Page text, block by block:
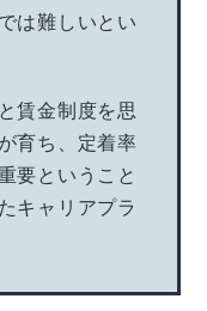
は難しいとい
賃金制度を思
育ち、定着率
要ということ
キャリアプラ